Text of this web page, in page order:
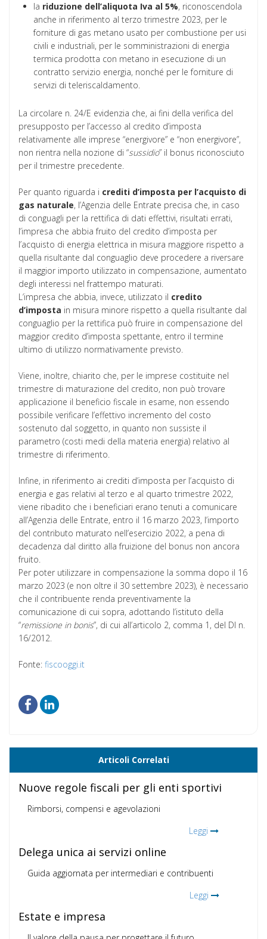
la riduzione dell’aliquota Iva al 5%, riconoscendola
anche in riferimento al terzo trimestre 2023, per le
forniture di gas metano usato per combustione per usi
civili e industriali, per le somministrazioni di energia
termica prodotta con metano in esecuzione di un
contratto servizio energia, nonché per le forniture di
servizi di teleriscaldamento.
La circolare n. 24/E evidenzia che, ai fini della verifica del
presupposto per l’accesso al credito d’imposta
relativamente alle imprese “energivore” e “non energivore”,
non rientra nella nozione di “sussidio” il bonus riconosciuto
per il trimestre precedente.
Per quanto riguarda i crediti d’imposta per l’acquisto di
gas naturale, l’Agenzia delle Entrate precisa che, in caso
di conguagli per la rettifica di dati effettivi, risultati errati,
l’impresa che abbia fruito del credito d’imposta per
l’acquisto di energia elettrica in misura maggiore rispetto a
quella risultante dal conguaglio deve procedere a riversare
il maggior importo utilizzato in compensazione, aumentato
degli interessi nel frattempo maturati.
L’impresa che abbia, invece, utilizzato il credito
d’imposta in misura minore rispetto a quella risultante dal
conguaglio per la rettifica può fruire in compensazione del
maggior credito d’imposta spettante, entro il termine
ultimo di utilizzo normativamente previsto.
Viene, inoltre, chiarito che, per le imprese costituite nel
trimestre di maturazione del credito, non può trovare
applicazione il beneficio fiscale in esame, non essendo
possibile verificare l’effettivo incremento del costo
sostenuto dal soggetto, in quanto non sussiste il
parametro (costi medi della materia energia) relativo al
trimestre di riferimento.
Infine, in riferimento ai crediti d’imposta per l’acquisto di
energia e gas relativi al terzo e al quarto trimestre 2022,
viene ribadito che i beneficiari erano tenuti a comunicare
all’Agenzia delle Entrate, entro il 16 marzo 2023, l’importo
del contributo maturato nell’esercizio 2022, a pena di
decadenza dal diritto alla fruizione del bonus non ancora
fruito.
Per poter utilizzare in compensazione la somma dopo il 16
marzo 2023 (e non oltre il 30 settembre 2023), è necessario
che il contribuente renda preventivamente la
comunicazione di cui sopra, adottando l’istituto della
“remissione in bonis”, di cui all’articolo 2, comma 1, del Dl n.
16/2012.
Fonte: fiscooggi.it
Articoli Correlati
Nuove regole fiscali per gli enti sportivi
Rimborsi, compensi e agevolazioni
Leggi
Delega unica ai servizi online
Guida aggiornata per intermediari e contribuenti
Leggi
Estate e impresa